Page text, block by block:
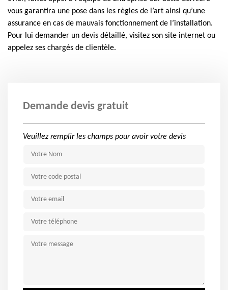
vous garantira une pose dans les règles de l’art ainsi qu’une
assurance en cas de mauvais fonctionnement de l’installation.
Pour lui demander un devis détaillé, visitez son site internet ou
appelez ses chargés de clientèle.
Demande devis gratuit
Veuillez remplir les champs pour avoir votre devis